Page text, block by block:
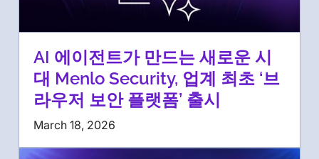
AI 에이전트가 만드는 새로운 시
대 Menlo Security, 업계 최초 ‘브
라우저 보안 플랫폼’ 출시
March 18, 2026